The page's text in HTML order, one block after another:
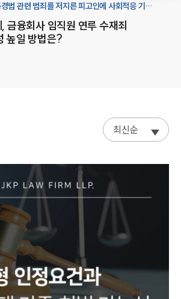
법 관련 범죄를 저지른 피고인에 사회적응 기회
다.
금융회사 임직원 연루 수재죄
높일 방법은?
최신순